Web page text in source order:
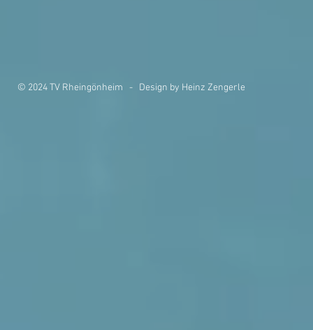
© 2024 TV Rheingönheim - Design by Heinz Zengerle